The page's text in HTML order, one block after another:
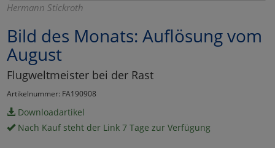
Hermann Stickroth
Bild des Monats: Auflösung vom
August
Flugweltmeister bei der Rast
Artikelnummer: FA190908
Downloadartikel
Nach Kauf steht der Link 7 Tage zur Verfügung
Umfragetools
Cookies
Einstellungen speichern